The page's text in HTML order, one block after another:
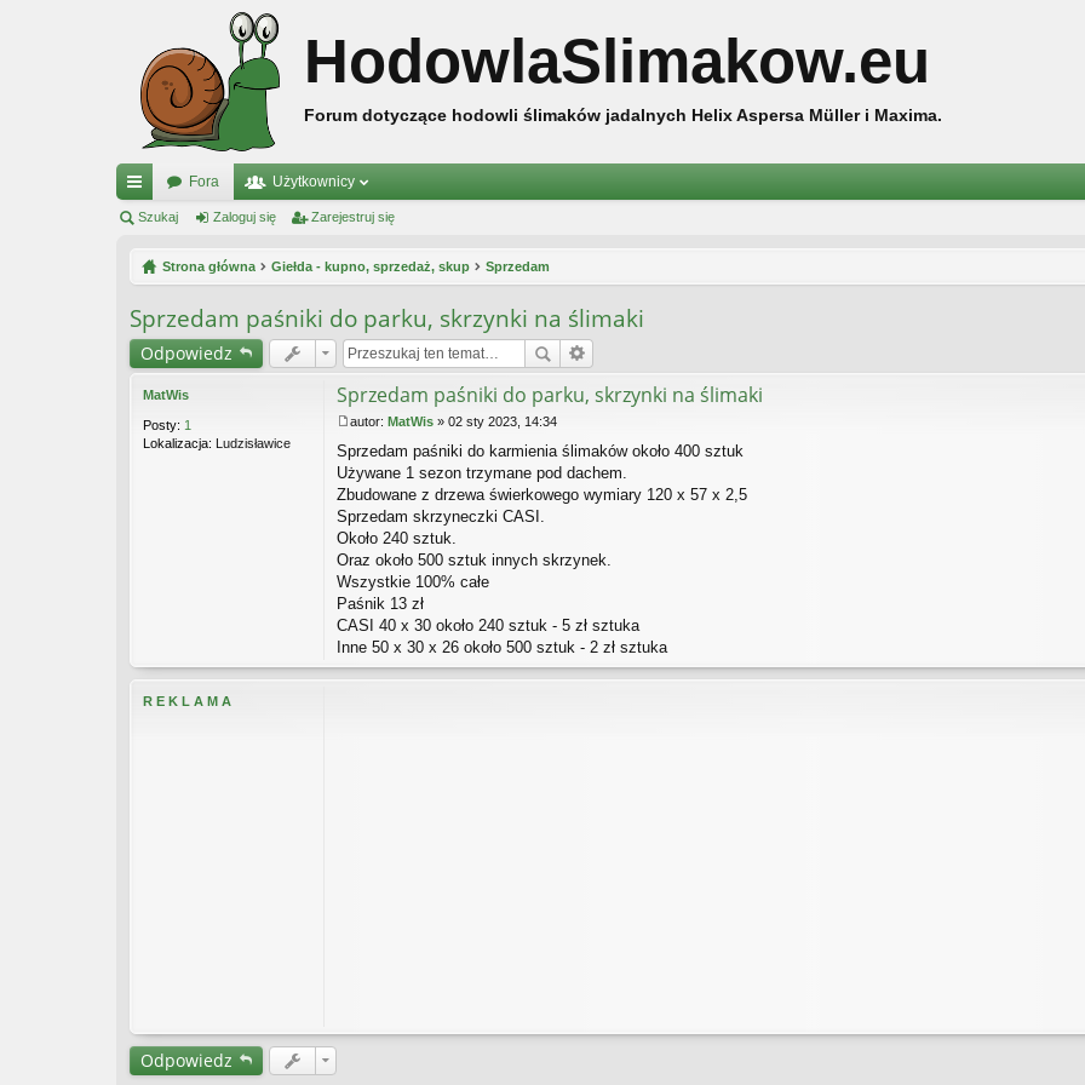
HodowlaSlimakow.eu
Forum dotyczące hodowli ślimaków jadalnych Helix Aspersa Müller i Maxima.
ię
…
Fora Użytkownicy
Szukaj Zaloguj się Zarejestruj się
Strona główna Giełda - kupno, sprzedaż, skup Sprzedam
Sprzedam paśniki do parku, skrzynki na ślimaki
Odpowiedz
MatWis
Posty: 1
Lokalizacja: Ludzisławice
Sprzedam paśniki do parku, skrzynki na ślimaki
o
s
t
autor: MatWis » 02 sty 2023, 14:34
Sprzedam paśniki do karmienia ślimaków około 400 sztuk
Używane 1 sezon trzymane pod dachem.
Zbudowane z drzewa świerkowego wymiary 120 x 57 x 2,5
Sprzedam skrzyneczki CASI.
Około 240 sztuk.
Oraz około 500 sztuk innych skrzynek.
Wszystkie 100% całe
Paśnik 13 zł
CASI 40 x 30 około 240 sztuk - 5 zł sztuka
Inne 50 x 30 x 26 około 500 sztuk - 2 zł sztuka
R E K L A M A
Odpowiedz